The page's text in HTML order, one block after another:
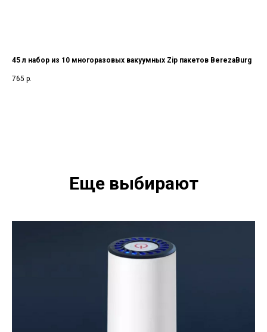
45 л набор из 10 многоразовых вакуумных Zip пакетов BerezaBurg
765 р.
Еще выбирают